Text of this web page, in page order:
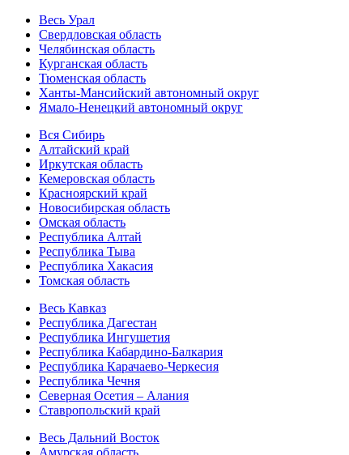
Весь Урал
Свердловская область
Челябинская область
Курганская область
Тюменская область
Ханты-Мансийский автономный округ
Ямало-Ненецкий автономный округ
Вся Сибирь
Алтайский край
Иркутская область
Кемеровская область
Красноярский край
Новосибирская область
Омская область
Республика Алтай
Республика Тыва
Республика Хакасия
Томская область
Весь Кавказ
Республика Дагестан
Республика Ингушетия
Республика Кабардино-Балкария
Республика Карачаево-Черкесия
Республика Чечня
Северная Осетия – Алания
Ставропольский край
Весь Дальний Восток
Амурская область